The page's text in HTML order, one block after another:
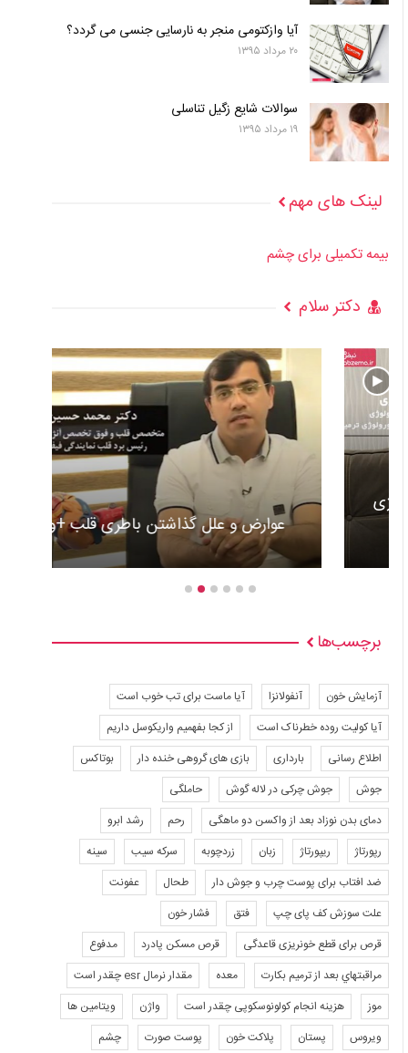
آیا وازکتومی منجر به نارسایی جنسی می گردد؟
۲۰ مرداد ۱۳۹۵
سوالات شایع زگیل تناسلی
۱۹ مرداد ۱۳۹۵
لینک های مهم
بیمه تکمیلی برای چشم
دکتر سلام
عوارض و علل گذاشتن باطری قلب +ویدئو
برچسب‌ها
آزمایش خون آنفولانزا
آیا ماست برای تب خوب است
آیا کولیت روده خطرناک است
از کجا بفهمیم واریکوسل داریم
اطلاع رسانی
بارداری بازی های گروهی خنده دار
بوتاکس
جوش
جوش چرکی در لاله گوش
حاملگی
دمای بدن نوزاد بعد از واکسن دو ماهگی
رحم
رشد ابرو
رپورتاژ
ریپورتاژ زبان زردچوبه سرکه سیب
سینه
ضد افتاب برای پوست چرب و جوش دار
طحال
عفونت
علت سوزش کف پای چپ
فتق
فشار خون
قرص برای قطع خونریزی قاعدگی
قرص مسکن پادرد
مدفوع
مراقبتهاي بعد از ترميم بكارت
معده
مقدار نرمال esr چقدر است
موز
هزینه انجام کولونوسکوپی چقدر است واژن
ویتامین ها
ویروس
پستان پلاکت خون پوست صورت
چشم